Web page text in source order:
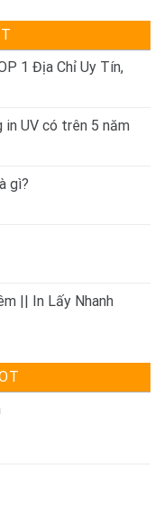
1 Địa Chỉ Uy Tín,
in UV có trên 5 năm
gì?
|| In Lấy Nhanh